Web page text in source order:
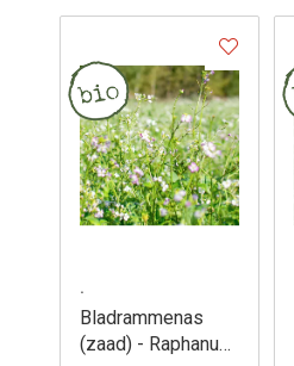
.
Bladrammenas
(zaad) - Raphanus